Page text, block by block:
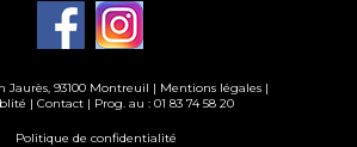
Jaurès, 93100 Montreuil | Mentions légales|
| Contact| Prog. au : 01 83 74 58 20
Politique de confidentialité